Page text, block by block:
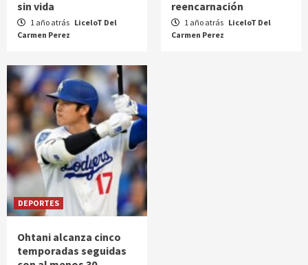
sin vida
1 año atrás LiceloT Del
Carmen Perez
reencarnación
1 año atrás LiceloT Del
Carmen Perez
DEPORTES
Ohtani alcanza cinco
temporadas seguidas